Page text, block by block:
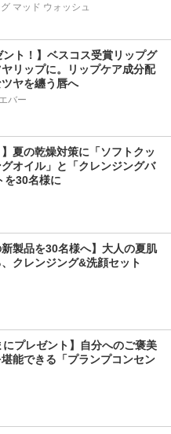
マッド ウォッシュ
ント！】ベスコス受賞リップグ
リップに。リップケア成分配
ヤを纏う唇へ
バー
】夏の乾燥対策に「ソフトクッ
オイル」と「クレンジングバ
を30名様に
新製品を30名様へ】大人の夏肌
クレンジング&洗顔セット
にプレゼント】自分へのご褒美
能できる「プランプコンセン